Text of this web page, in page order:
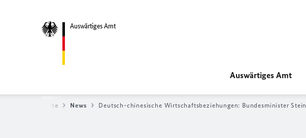
Auswärtiges Amt
Auswärtiges Amt
Startseite News Deutsch-chinesische Wirtschaftsbeziehungen: Bundesminister